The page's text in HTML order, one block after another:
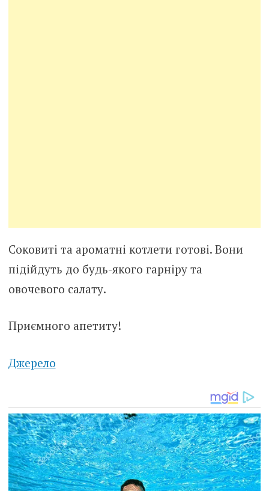
Соковиті та ароматні котлети готові. Вони
підійдуть до будь-якого гарніру та
овочевого салату.
Приємного апетиту!
Джерело